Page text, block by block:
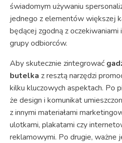
świadomym używaniu
jednego z elementów większej
będącej zgodną z
grupy odbiorców.
Aby skutecznie zintegrować
butelka z resztą narzędzi
kilku kluczowych aspektach. Po
że design i komunikat
z innymi materiałami
ulotkami, plakatami czy
reklamowymi. Po drugie, ważne